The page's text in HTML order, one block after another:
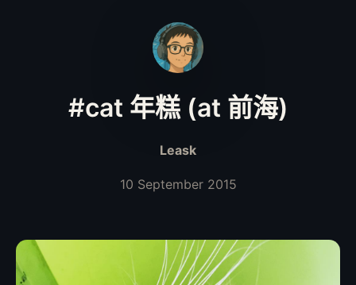
#cat 年糕 (at 前海)
Leask
10 September 2015